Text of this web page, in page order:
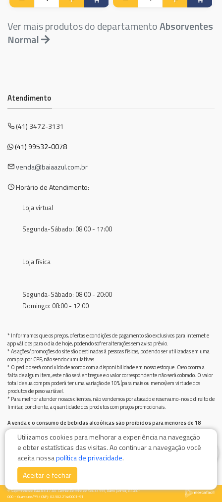
Ver mais produtos do departamentoAbsorventes
Normal
Atendimento
(41) 3472-3131
(41) 99532-0078
venda@baiaazul.com.br
Horário de Atendimento:
Loja virtual
Segunda-Sábado: 08:00 - 17:00
Loja física
Segunda-Sábado: 08:00 - 20:00
Domingo: 08:00 - 12:00
* Informamos que os preços, ofertas e condições de pagamento são exclusivos para internet e
app válidos para o dia de hoje, podendo sofrer alterações sem aviso prévio.
* As ações/promoções do site são destinadas à pessoas físicas, podendo ser utilizadas em uma
compra por CPF, não sendo cumulativas.
* O pedido será concluído de acordo com a disponibilidade em nosso estoque. Caso ocorra a
falta de algum item, este não será entregue e o valor correspondente não será cobrado. O valor
total de sua compra poderá ter uma variação de 10% (para mais ou menos) em virtude dos
produtos de peso variável.
* Para melhor atender nossos clientes, não vendemos por atacado e reservamo-nos o direito de
limitar, por cliente, a quantidade dos produtos com preços promocionais.
A venda e o consumo de bebidas alcoólicas são proibidos para menores de 18
anos.
Bebida alcoólica pode causar dependência química e, em excesso, provoca graves males à saúde.
Beba com moderação
© Supermercado Baía Azul / AV. Damiao Botelho de Souza 555, Bairro Jurimar, 83280-
000 - Guaratuba/PR / CNPJ: 02.502.214/0001-91
Utilizamos cookies para melhorar a experiência na navegação
e obter estatísticas das visitas. Ao continuar a navegação você
aceita nossapolítica de privacidade.
Aceitar e fechar